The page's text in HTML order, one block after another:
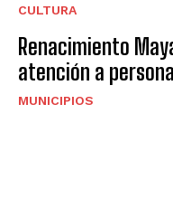
CULTURA
Renacimiento
atención a
MUNICIPIOS